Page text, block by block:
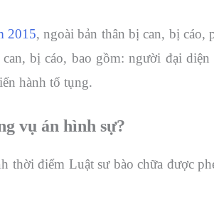
2015, ngoài bản thân bị can, bị cáo,
bị cáo, bao gồm: người đại
hành tố tụng.
vụ án hình sự?
thời điểm Luật sư bào chữa được